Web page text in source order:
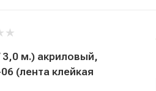
м.) акриловый,
(лента клейкая